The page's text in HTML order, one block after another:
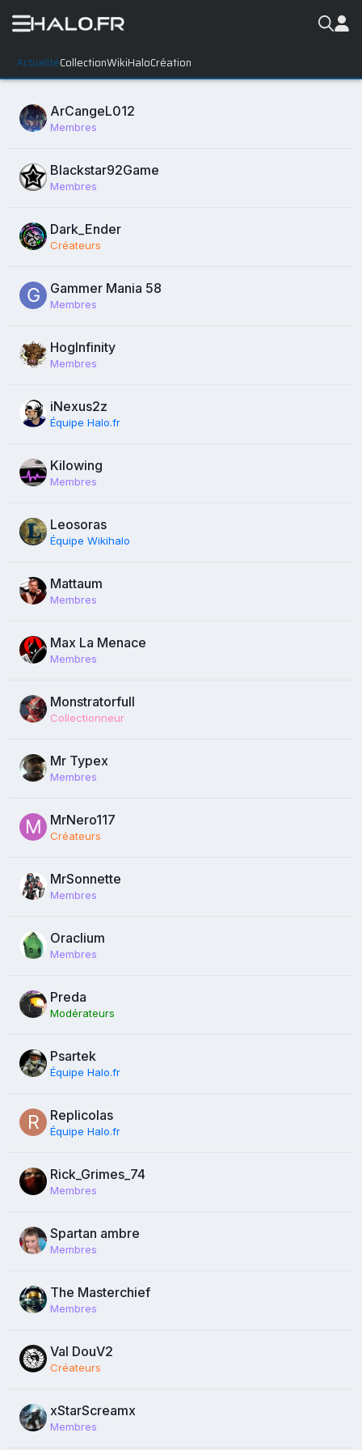
ActualitéCollectionWikiHaloCréation
Abonnés de Krystale
ArCangeL012
Membres
Blackstar92Game
Membres
Dark_Ender
Créateurs
Gammer Mania 58
Membres
HogInfinity
Membres
iNexus2z
Équipe Halo.fr
Kilowing
Membres
Leosoras
Équipe Wikihalo
Mattaum
Membres
Max La Menace
Membres
Monstratorfull
Collectionneur
Mr Typex
Membres
MrNero117
Créateurs
MrSonnette
Membres
Oraclium
Membres
Preda
Modérateurs
Psartek
Équipe Halo.fr
Replicolas
Équipe Halo.fr
Rick_Grimes_74
Membres
Spartan ambre
Membres
The Masterchief
Membres
Val DouV2
Créateurs
xStarScreamx
Membres